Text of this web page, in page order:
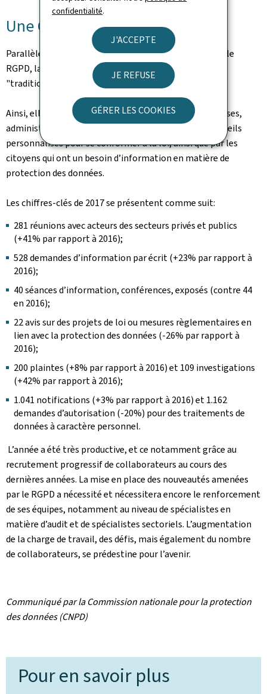
confidentialité.
J'ACCEPTE
JE REFUSE
GÉRER LES COOKIES
Une Commission très sollicitée
Parallèlement aux efforts de mise en conformité avec le
RGPD, la CNPD a continué à assurer ses missions
"traditionnelles" en 2017.
Ainsi, elle est de plus en plus sollicitée par les entreprises,
administrations et associations qui ont besoin de conseils
personnalisés pour se conformer à la loi, ainsi que par les
citoyens qui ont un besoin d’information en matière de
protection des données.
Les chiffres-clés de 2017 se présentent comme suit:
281 réunions avec acteurs des secteurs privés et publics
(+41% par rapport à 2016);
528 demandes d’information par écrit (+23% par rapport à
2016);
40 séances d’information, conférences, exposés (contre 44
en 2016);
22 avis sur des projets de loi ou mesures règlementaires en
lien avec la protection des données (-26% par rapport à
2016);
200 plaintes (+8% par rapport à 2016) et 109 investigations
(+42% par rapport à 2016);
1.041 notifications (+3% par rapport à 2016) et 1.162
demandes d’autorisation (-20%) pour des traitements de
données à caractère personnel.
L’année a été très productive, et ce notamment grâce au
recrutement progressif de collaborateurs au cours des
dernières années. La mise en place des nouveautés amenées
par le RGPD a nécessité et nécessitera encore le renforcement
de ses équipes, notamment au niveau de spécialistes en
matière d’audit et de spécialistes sectoriels. L’augmentation
de la charge de travail, des défis, mais également du nombre
de collaborateurs, se prédestine pour l’avenir.
Communiqué par la Commission nationale pour la protection
des données (CNPD)
Pour en savoir plus